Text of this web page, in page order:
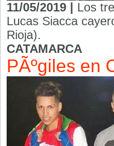
11/05/2019 | Los
Lucas Siacca
Rioja).
CATAMARCA
PÃºgiles en